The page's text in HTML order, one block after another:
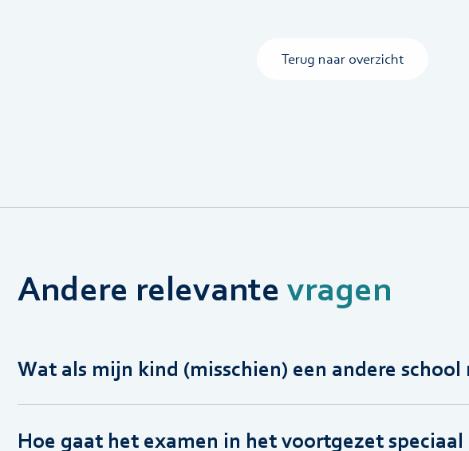
Terug naar overzicht
Andere relevante vragen
Wat als mijn kind (misschien) een andere
Hoe gaat het examen in het voortgezet speciaal